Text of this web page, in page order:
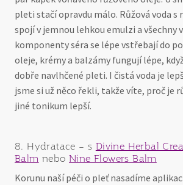
pleti stačí opravdu málo. Růžová voda s
spojí v jemnou lehkou emulzi a všechny
komponenty séra se lépe vstřebají do
oleje, krémy a balzámy fungují lépe,
dobře navlhčené pleti. I čistá voda je
jsme si už něco řekli, takže víte, proč je
jiné tonikum lepší.
8. Hydratace – s Divine Herbal
Balm neboNine Flowers Balm
Korunu naší péči o pleť nasadíme